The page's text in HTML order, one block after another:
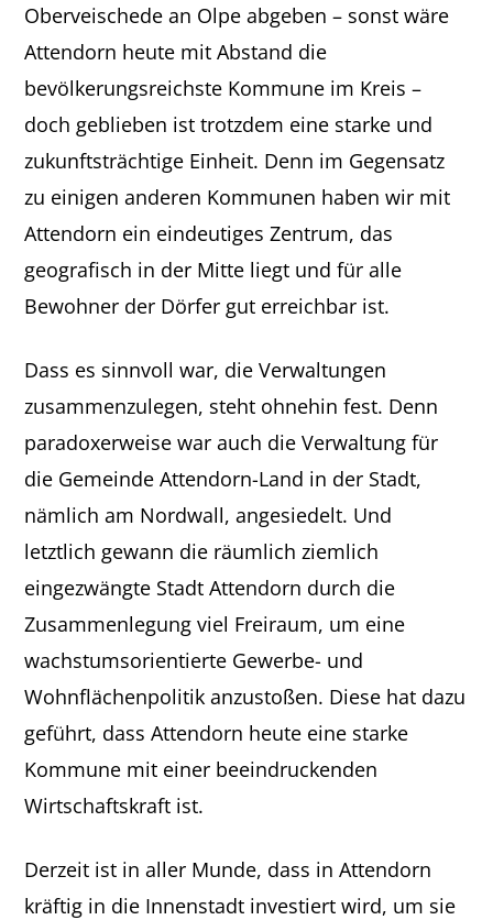
Oberveischede an Olpe abgeben – sonst wäre
Attendorn heute mit Abstand die
bevölkerungsreichste Kommune im Kreis –
doch geblieben ist trotzdem eine starke und
zukunftsträchtige Einheit. Denn im Gegensatz
zu einigen anderen Kommunen haben wir mit
Attendorn ein eindeutiges Zentrum, das
geografisch in der Mitte liegt und für alle
Bewohner der Dörfer gut erreichbar ist.
Dass es sinnvoll war, die Verwaltungen
zusammenzulegen, steht ohnehin fest. Denn
paradoxerweise war auch die Verwaltung für
die Gemeinde Attendorn-Land in der Stadt,
nämlich am Nordwall, angesiedelt. Und
letztlich gewann die räumlich ziemlich
eingezwängte Stadt Attendorn durch die
Zusammenlegung viel Freiraum, um eine
wachstumsorientierte Gewerbe- und
Wohnflächenpolitik anzustoßen. Diese hat dazu
geführt, dass Attendorn heute eine starke
Kommune mit einer beeindruckenden
Wirtschaftskraft ist.
Derzeit ist in aller Munde, dass in Attendorn
kräftig in die Innenstadt investiert wird, um sie